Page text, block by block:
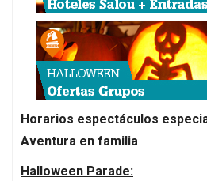
Horarios espectáculos
Aventura en familia
Halloween Parade: